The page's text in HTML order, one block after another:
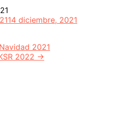
14 diciembre, 2021
2021
2022 →